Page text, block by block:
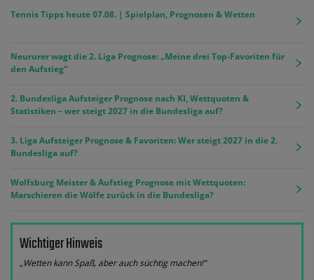
Tennis Tipps heute 07.08. | Spielplan, Prognosen & Wetten
Neururer wagt die 2. Liga Prognose: „Meine drei Top-Favoriten für
den Aufstieg“
2. Bundesliga Aufsteiger Prognose nach KI, Wettquoten &
Statistiken – wer steigt 2027 in die Bundesliga auf?
3. Liga Aufsteiger Prognose & Favoriten: Wer steigt 2027 in die 2.
Bundesliga auf?
Wolfsburg Meister & Aufstieg Prognose mit Wettquoten:
Marschieren die Wölfe zurück in die Bundesliga?
Wichtiger Hinweis
„Wetten kann Spaß, aber auch süchtig machen!“